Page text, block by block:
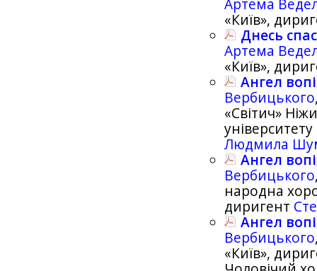
Артема
«Київ»,
Днесь
Артема
«Київ»,
Ангел
Вербицького
«Світич»
Людмила
Ангел
Вербицького
народна
диригент
Ангел
Вербицького
«Київ»,